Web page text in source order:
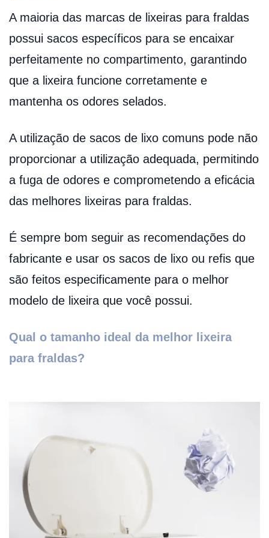
A maioria das marcas de lixeiras para fraldas
possui sacos específicos para se encaixar
perfeitamente no compartimento, garantindo
que a lixeira funcione corretamente e
mantenha os odores selados.
A utilização de sacos de lixo comuns pode não
proporcionar a utilização adequada, permitindo
a fuga de odores e comprometendo a eficácia
das melhores lixeiras para fraldas.
É sempre bom seguir as recomendações do
fabricante e usar os sacos de lixo ou refis que
são feitos especificamente para o melhor
modelo de lixeira que você possui.
Qual o tamanho ideal da melhor lixeira
para fraldas?